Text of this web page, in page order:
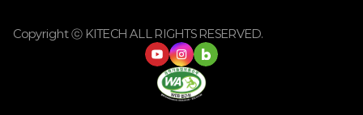
Copyright ⓒ KITECH ALL RIGHTS RESERVED.